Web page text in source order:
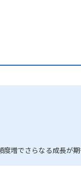
増でさらなる成長が期